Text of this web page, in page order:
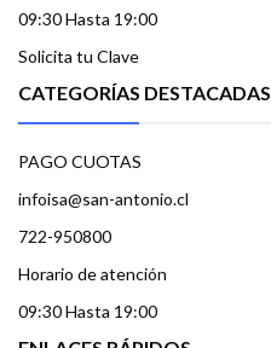
09:30 Hasta 19:00
Solicita tu Clave
CATEGORÍAS DESTACADAS
PAGO CUOTAS
infoisa@san-antonio.cl
722-950800
Horario de atención
09:30 Hasta 19:00